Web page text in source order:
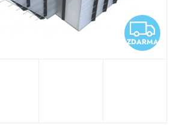
Z
D
ZDARMA